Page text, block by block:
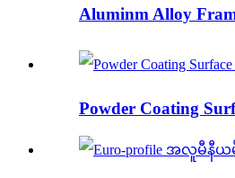
Aluminm Alloy
Powder Coating